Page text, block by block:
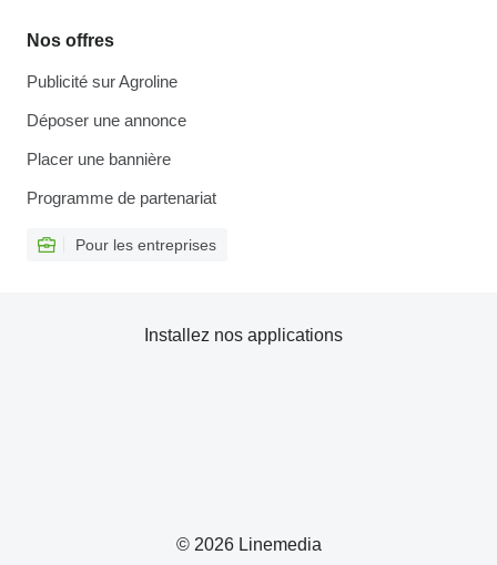
Nos offres
Publicité sur Agroline
Déposer une annonce
Placer une bannière
Programme de partenariat
Pour les entreprises
© 2026 Linemedia
Installez nos applications